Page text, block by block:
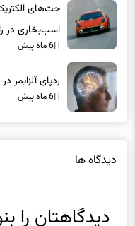
اسب‌بخاری در
6 ماه پیش
نشانی ایمیل شما منتشر